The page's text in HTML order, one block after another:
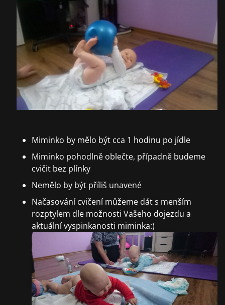
Miminko by mělo být cca 1 hodinu po jídle
Miminko pohodlně oblečte, případně budeme
cvičit bez plínky
Nemělo by být příliš unavené
Načasování cvičení můžeme dát s menším
rozptylem dle možnosti Vašeho dojezdu a
aktuální vyspinkanosti miminka:)